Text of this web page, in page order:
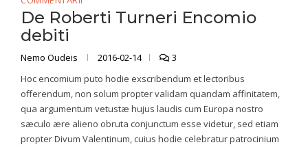
De Roberti Turneri Encomio
debiti
Nemo Oudeis 2016-02-14
3
Hoc encomium puto hodie exscribendum et lectoribus
offerendum, non solum propter validam quandam affinitatem,
qua argumentum vetustæ hujus laudis cum Europa nostro
sæculo ære alieno obruta conjunctum esse videtur, sed etiam
propter Divum Valentinum, cuius hodie celebratur patrocinium